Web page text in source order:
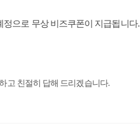
정으로 무상 비즈쿠폰이 지급됩니다.
고 친절히 답해 드리겠습니다.